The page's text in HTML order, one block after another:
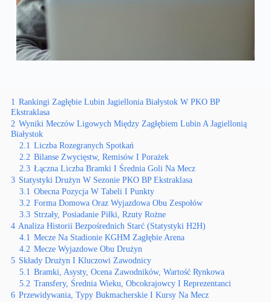
1 Rankingi Zagłębie Lubin Jagiellonia Białystok W PKO BP
Ekstraklasa
2 Wyniki Meczów Ligowych Między Zagłębiem Lubin A Jagiellonią
Białystok
2.1 Liczba Rozegranych Spotkań
2.2 Bilanse Zwycięstw, Remisów I Porażek
2.3 Łączna Liczba Bramki I Średnia Goli Na Mecz
3 Statystyki Drużyn W Sezonie PKO BP Ekstraklasa
3.1 Obecna Pozycja W Tabeli I Punkty
3.2 Forma Domowa Oraz Wyjazdowa Obu Zespołów
3.3 Strzały, Posiadanie Piłki, Rzuty Rożne
4 Analiza Historii Bezpośrednich Starć (Statystyki H2H)
4.1 Mecze Na Stadionie KGHM Zagłębie Arena
4.2 Mecze Wyjazdowe Obu Drużyn
5 Składy Drużyn I Kluczowi Zawodnicy
5.1 Bramki, Asysty, Ocena Zawodników, Wartość Rynkowa
5.2 Transfery, Średnia Wieku, Obcokrajowcy I Reprezentanci
6 Przewidywania, Typy Bukmacherskie I Kursy Na Mecz